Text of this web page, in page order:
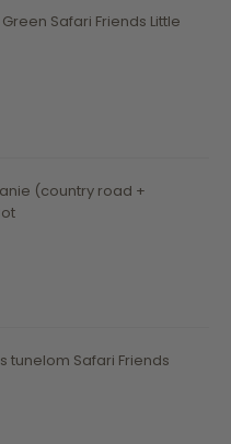
Safari Friends Little
(country road +
tunelom Safari Friends